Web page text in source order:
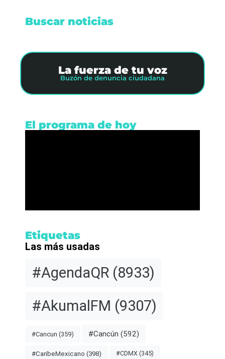
Buscar noticias
La fuerza de tu voz
Buzón de denuncia ciudadana
El programa de hoy
Etiquetas
Las más usadas
#AgendaQR (8933)
#AkumalFM (9307)
#Cancun (359) #Cancún (592)
#CaribeMexicano (398) #CDMX (345)